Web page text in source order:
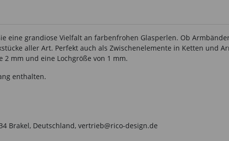
eine grandiose Vielfalt an farbenfrohen Glasperlen. Ob
aller Art. Perfekt auch als Zwischenelemente in Ketten und
2 mm und eine Lochgröße von 1 mm.
enthalten.
Brakel, Deutschland, vertrieb@rico-design.de